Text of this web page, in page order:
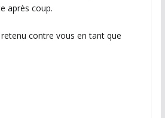
après coup.
contre vous en tant que